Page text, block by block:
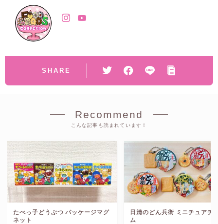
SHARE
Recommend
こんな記事も読まれています！
たべっ子どうぶつ パッケージマグ
ネット
日清のどん兵衛 ミニチュアチ
ム